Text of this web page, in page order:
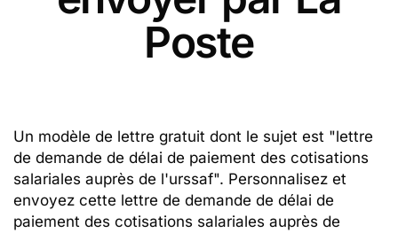
Poste
Un modèle de lettre gratuit dont le sujet est "lettre
de demande de délai de paiement des cotisations
salariales auprès de l'urssaf". Personnalisez et
envoyez cette lettre de demande de délai de
paiement des cotisations salariales auprès de